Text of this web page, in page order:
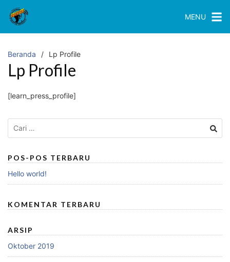
konten
MENU
Beranda Lp Profile
Lp Profile
[learn_press_profile]
Cari
POS-POS TERBARU
Hello world!
KOMENTAR TERBARU
ARSIP
Oktober 2019